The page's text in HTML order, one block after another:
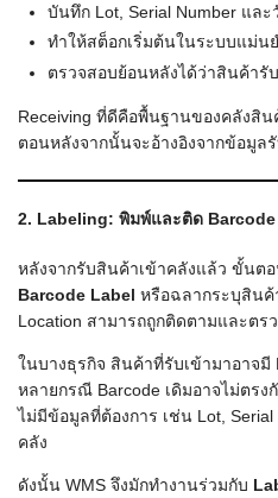
บันทึก Lot, Serial Number แล
ทำให้สต็อกเริ่มต้นในระบบแม่น
ตรวจสอบย้อนหลังได้ว่าสินค้ารั
Receiving ที่ดีคือพื้นฐานของคลังสิ
ตอนหลังจากนั้นจะอ้างอิงจากข้อมูล
2. Labeling: พิมพ์และติด Barcode
หลังจากรับสินค้าเข้าคลังแล้ว ขั้นต
Barcode Label หรือฉลากระบุสินค้
Location สามารถถูกติดตามและตร
ในบางธุรกิจ สินค้าที่รับเข้ามาอาจ
หลายกรณี Barcode เดิมอาจไม่ตร
ไม่มีข้อมูลที่ต้องการ เช่น Lot,
คลัง
ดังนั้น WMS จึงมักทำงานร่วมกับ